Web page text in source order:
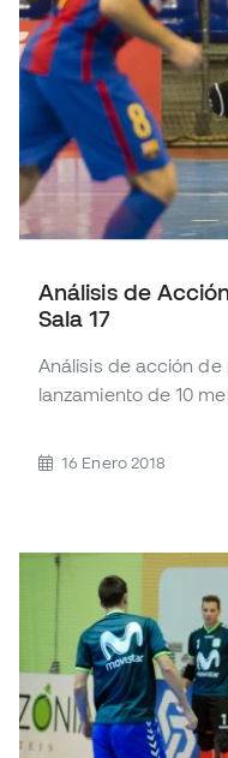
Análisis de
Sala 17
Análisis de acción
lanzamiento de 10
16 Enero 2018